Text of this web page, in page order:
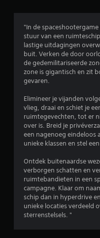
"In de spaceshootergame
stuur van een
lastige uitdagingen
buit. Verken de door
de gedemilitariseerde
zone is gigantisch en zit
gevaren.
Elimineer je vijanden
vlieg, draai en schiet je
ruimtegevechten, tot er
over is. Breid je
een nagenoeg eindeloos
unieke klassen en stel
Ontdek buitenaardse
verborgen schatten en
ruimtebandieten in een
campagne. Klaar om
schip dan in hyperdrive
unieke locaties verdeeld
sterrenstelsels. "